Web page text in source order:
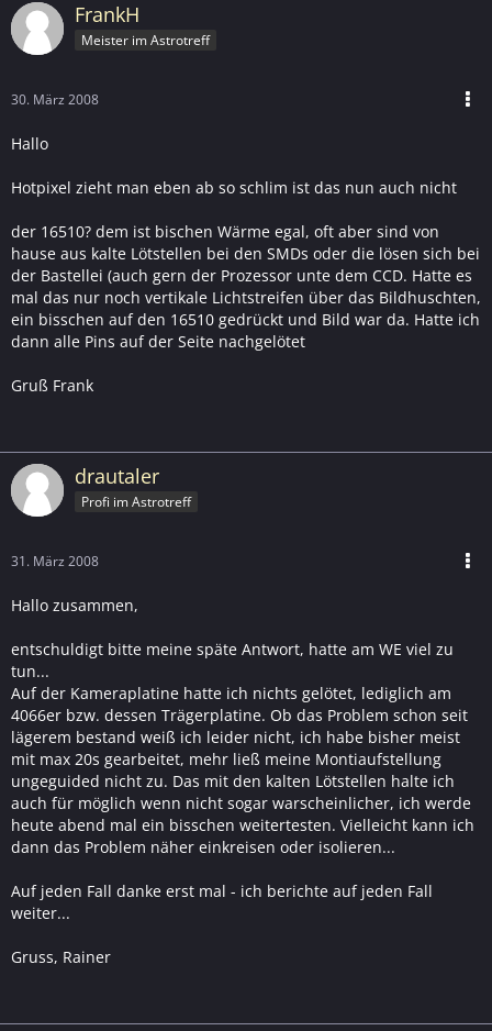
FrankH
Meister im Astrotreff
30. März 2008
Hallo
Hotpixel zieht man eben ab so schlim ist das nun auch nicht
der 16510? dem ist bischen Wärme egal, oft aber sind von
hause aus kalte Lötstellen bei den SMDs oder die lösen sich bei
der Bastellei (auch gern der Prozessor unte dem CCD. Hatte es
mal das nur noch vertikale Lichtstreifen über das Bildhuschten,
ein bisschen auf den 16510 gedrückt und Bild war da. Hatte ich
dann alle Pins auf der Seite nachgelötet
Gruß Frank
drautaler
Profi im Astrotreff
31. März 2008
Hallo zusammen,
entschuldigt bitte meine späte Antwort, hatte am WE viel zu
tun...
Auf der Kameraplatine hatte ich nichts gelötet, lediglich am
4066er bzw. dessen Trägerplatine. Ob das Problem schon seit
lägerem bestand weiß ich leider nicht, ich habe bisher meist
mit max 20s gearbeitet, mehr ließ meine Montiaufstellung
ungeguided nicht zu. Das mit den kalten Lötstellen halte ich
auch für möglich wenn nicht sogar warscheinlicher, ich werde
heute abend mal ein bisschen weitertesten. Vielleicht kann ich
dann das Problem näher einkreisen oder isolieren...
Auf jeden Fall danke erst mal - ich berichte auf jeden Fall
weiter...
Gruss, Rainer